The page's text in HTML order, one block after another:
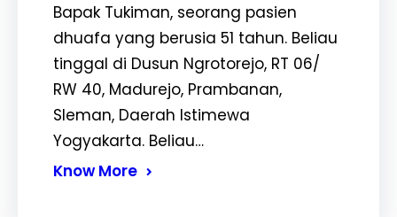
Bapak Tukiman, seorang pasien
dhuafa yang berusia 51 tahun. Beliau
tinggal di Dusun Ngrotorejo, RT 06/
RW 40, Madurejo, Prambanan,
Sleman, Daerah Istimewa
Yogyakarta. Beliau…
Know More